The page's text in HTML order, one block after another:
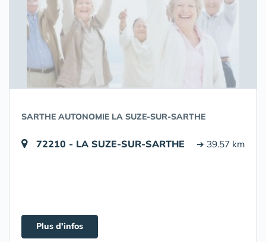
SARTHE AUTONOMIE LA SUZE-SUR-SARTHE
72210 - LA SUZE-SUR-SARTHE ➔ 39.57 km
Plus d'infos